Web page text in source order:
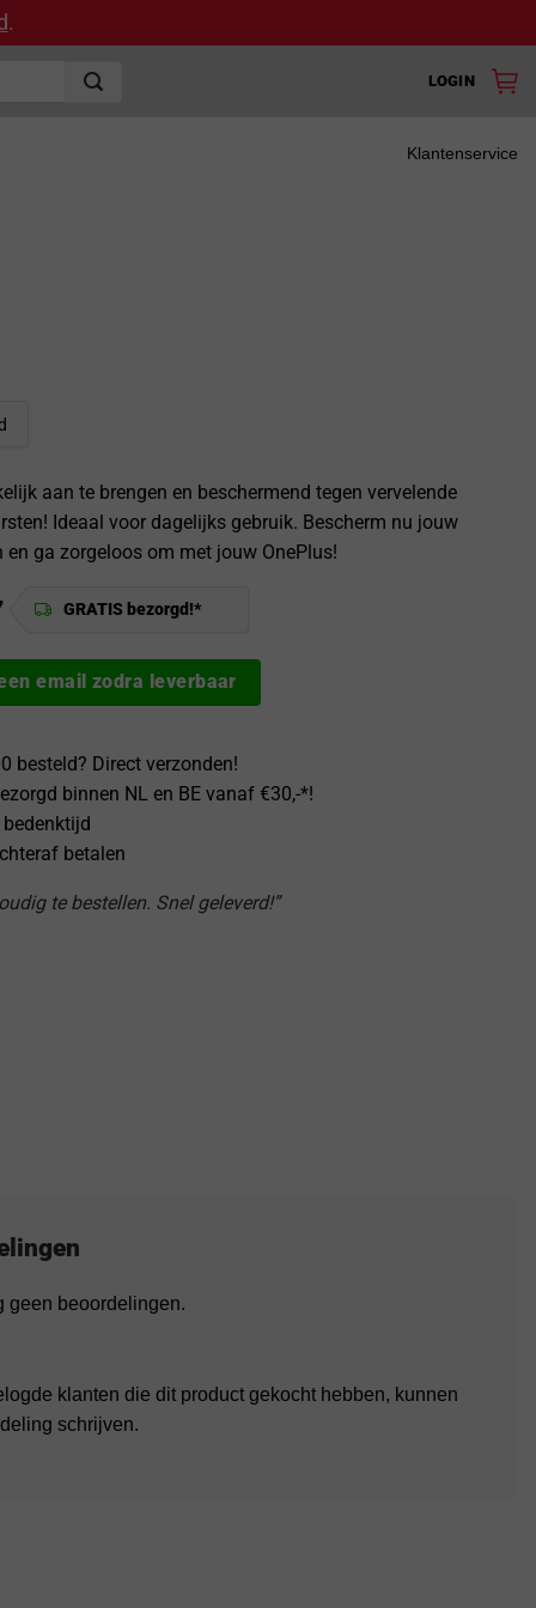
.
LOGIN
Klantenservice
aan te brengen en beschermend tegen vervelende
Ideaal voor dagelijks gebruik. Bescherm nu jouw
en ga zorgeloos om met jouw OnePlus!
GRATIS bezorgd!*
email zodra leverbaar
besteld? Direct verzonden!
binnen NL en BE vanaf €30,-*!
betalen
te bestellen. Snel geleverd!”
geen beoordelingen.
klanten die dit product gekocht hebben, kunnen
schrijven.